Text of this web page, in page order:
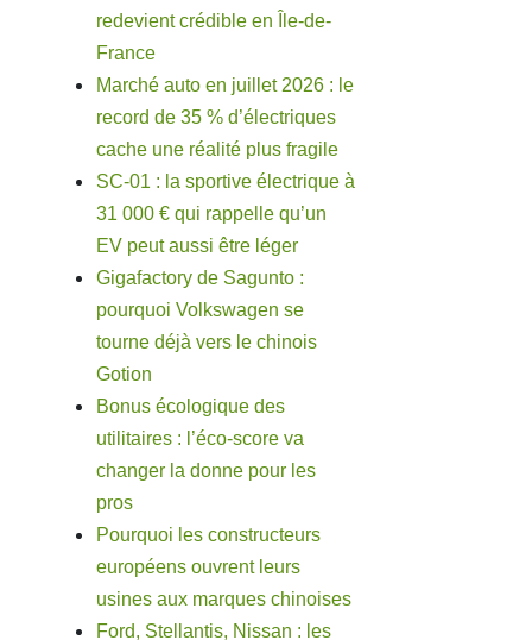
redevient crédible en Île-de-
France
Marché auto en juillet 2026 : le
record de 35 % d’électriques
cache une réalité plus fragile
SC-01 : la sportive électrique à
31 000 € qui rappelle qu’un
EV peut aussi être léger
Gigafactory de Sagunto :
pourquoi Volkswagen se
tourne déjà vers le chinois
Gotion
Bonus écologique des
utilitaires : l’éco-score va
changer la donne pour les
pros
Pourquoi les constructeurs
européens ouvrent leurs
usines aux marques chinoises
Ford, Stellantis, Nissan : les